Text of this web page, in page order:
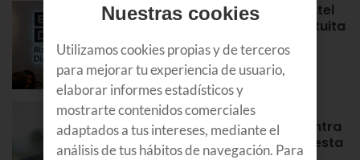
¡Bienvenidos al Bizkaia Euskaltel
Digital Center! Tu puerta gratuita
para aprender y formarte en
Bilbao
APRENDE
Álex Rayón, experto en
innovación: “La tecnología entra
antes donde equivocarse cuesta
Nuestras cookies
Utilizamos cookies propias y de terceros
para mejorar tu experiencia de usuario,
elaborar informes estadísticos y
mostrarte contenidos comerciales
adaptados a tus intereses, mediante el
análisis de tus hábitos de navegación. Para